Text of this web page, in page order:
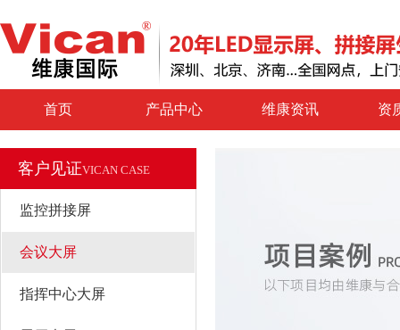
首页 产品中心 维康资讯 资
客户见证VICAN CASE
监控拼接屏
会议大屏
指挥中心大屏